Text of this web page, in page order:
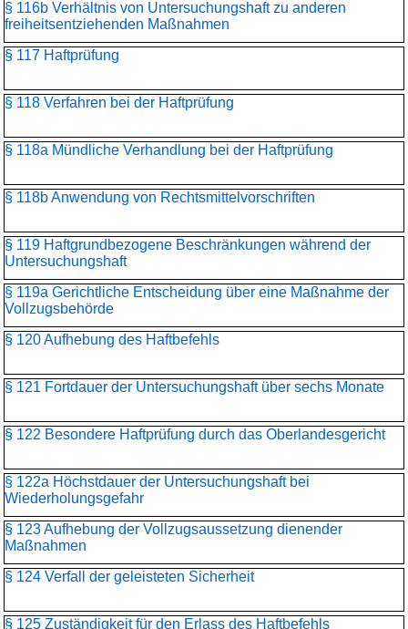
§ 116b Verhältnis von Untersuchungshaft zu anderen
freiheitsentziehenden Maßnahmen
§ 117 Haftprüfung
§ 118 Verfahren bei der Haftprüfung
§ 118a Mündliche Verhandlung bei der Haftprüfung
§ 118b Anwendung von Rechtsmittelvorschriften
§ 119 Haftgrundbezogene Beschränkungen während der
Untersuchungshaft
§ 119a Gerichtliche Entscheidung über eine Maßnahme der
Vollzugsbehörde
§ 120 Aufhebung des Haftbefehls
§ 121 Fortdauer der Untersuchungshaft über sechs Monate
§ 122 Besondere Haftprüfung durch das Oberlandesgericht
§ 122a Höchstdauer der Untersuchungshaft bei
Wiederholungsgefahr
§ 123 Aufhebung der Vollzugsaussetzung dienender
Maßnahmen
§ 124 Verfall der geleisteten Sicherheit
§ 125 Zuständigkeit für den Erlass des Haftbefehls